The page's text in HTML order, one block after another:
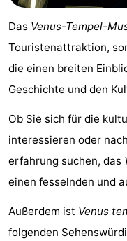
Őffentliche
Verkehr
Route
Schiphol
Eindhoven
Tipps
Das Venus-Tempel-
Touristenattraktion,
die einen breiten
Geschichte und den
Ob Sie sich für die
interessieren oder
erfahrung suchen, das
einen fesselnden und
Außerdem ist Venus
folgenden